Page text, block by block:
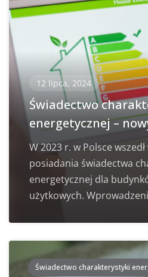
12 lipca, 2024
Świadectwo
energetycznej –
W 2023 r. w Polsce
posiadania świadectwa
energetycznej dla
użytkowych.
Świadectwo charakterystyki